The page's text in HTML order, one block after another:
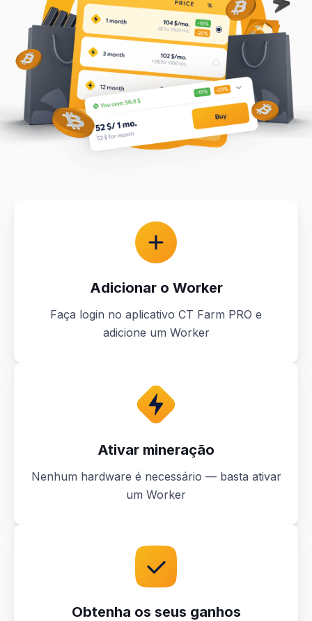
Adicionar o Worker
Faça login no aplicativo CT Farm PRO e
adicione um Worker
Ativar mineração
Nenhum hardware é necessário — basta ativar
um Worker
Obtenha os seus ganhos